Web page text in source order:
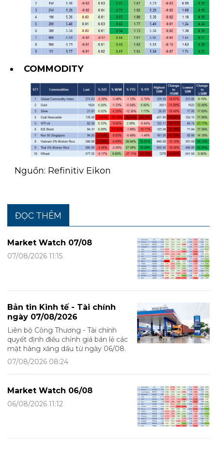
COMMODITY
Nguồn: Refinitiv Eikon
ĐỌC THÊM
Market Watch 07/08
07/08/2026 11:15
Bản tin Kinh tế - Tài chính
ngày 07/08/2026
Liên bộ Công Thương - Tài chính
quyết định điều chỉnh giá bán lẻ các
mặt hàng xăng dầu từ ngày 06/08.
07/08/2026 08:24
Market Watch 06/08
06/08/2026 11:12